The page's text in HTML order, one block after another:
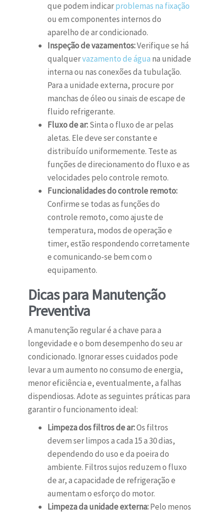
que podem indicarproblemas na fixação
ou em componentes internos do
aparelho de ar condicionado.
Inspeção de vazamentos:Verifique se há
qualquervazamento de água na unidade
interna ou nas conexões da tubulação.
Para a unidade externa, procure por
manchas de óleo ou sinais de escape de
fluido refrigerante.
Fluxo de ar:Sinta o fluxo de ar pelas
aletas. Ele deve ser constante e
distribuído uniformemente. Teste as
funções de direcionamento do fluxo e as
velocidades pelo controle remoto.
Funcionalidades do controle remoto:
Confirme se todas as funções do
controle remoto, como ajuste de
temperatura, modos de operação e
timer, estão respondendo corretamente
e comunicando-se bem com o
equipamento.
Dicas para Manutenção
Preventiva
A manutenção regular é a chave para a
longevidade e o bom desempenho do seu ar
condicionado. Ignorar esses cuidados pode
levar a um aumento no consumo de energia,
menor eficiência e, eventualmente, a falhas
dispendiosas. Adote as seguintes práticas para
garantir o funcionamento ideal:
Limpeza dos filtros de ar:Os filtros
devem ser limpos a cada 15 a 30 dias,
dependendo do uso e da poeira do
ambiente. Filtros sujos reduzem o fluxo
de ar, a capacidade de refrigeração e
aumentam o esforço do motor.
Limpeza da unidade externa:Pelo menos